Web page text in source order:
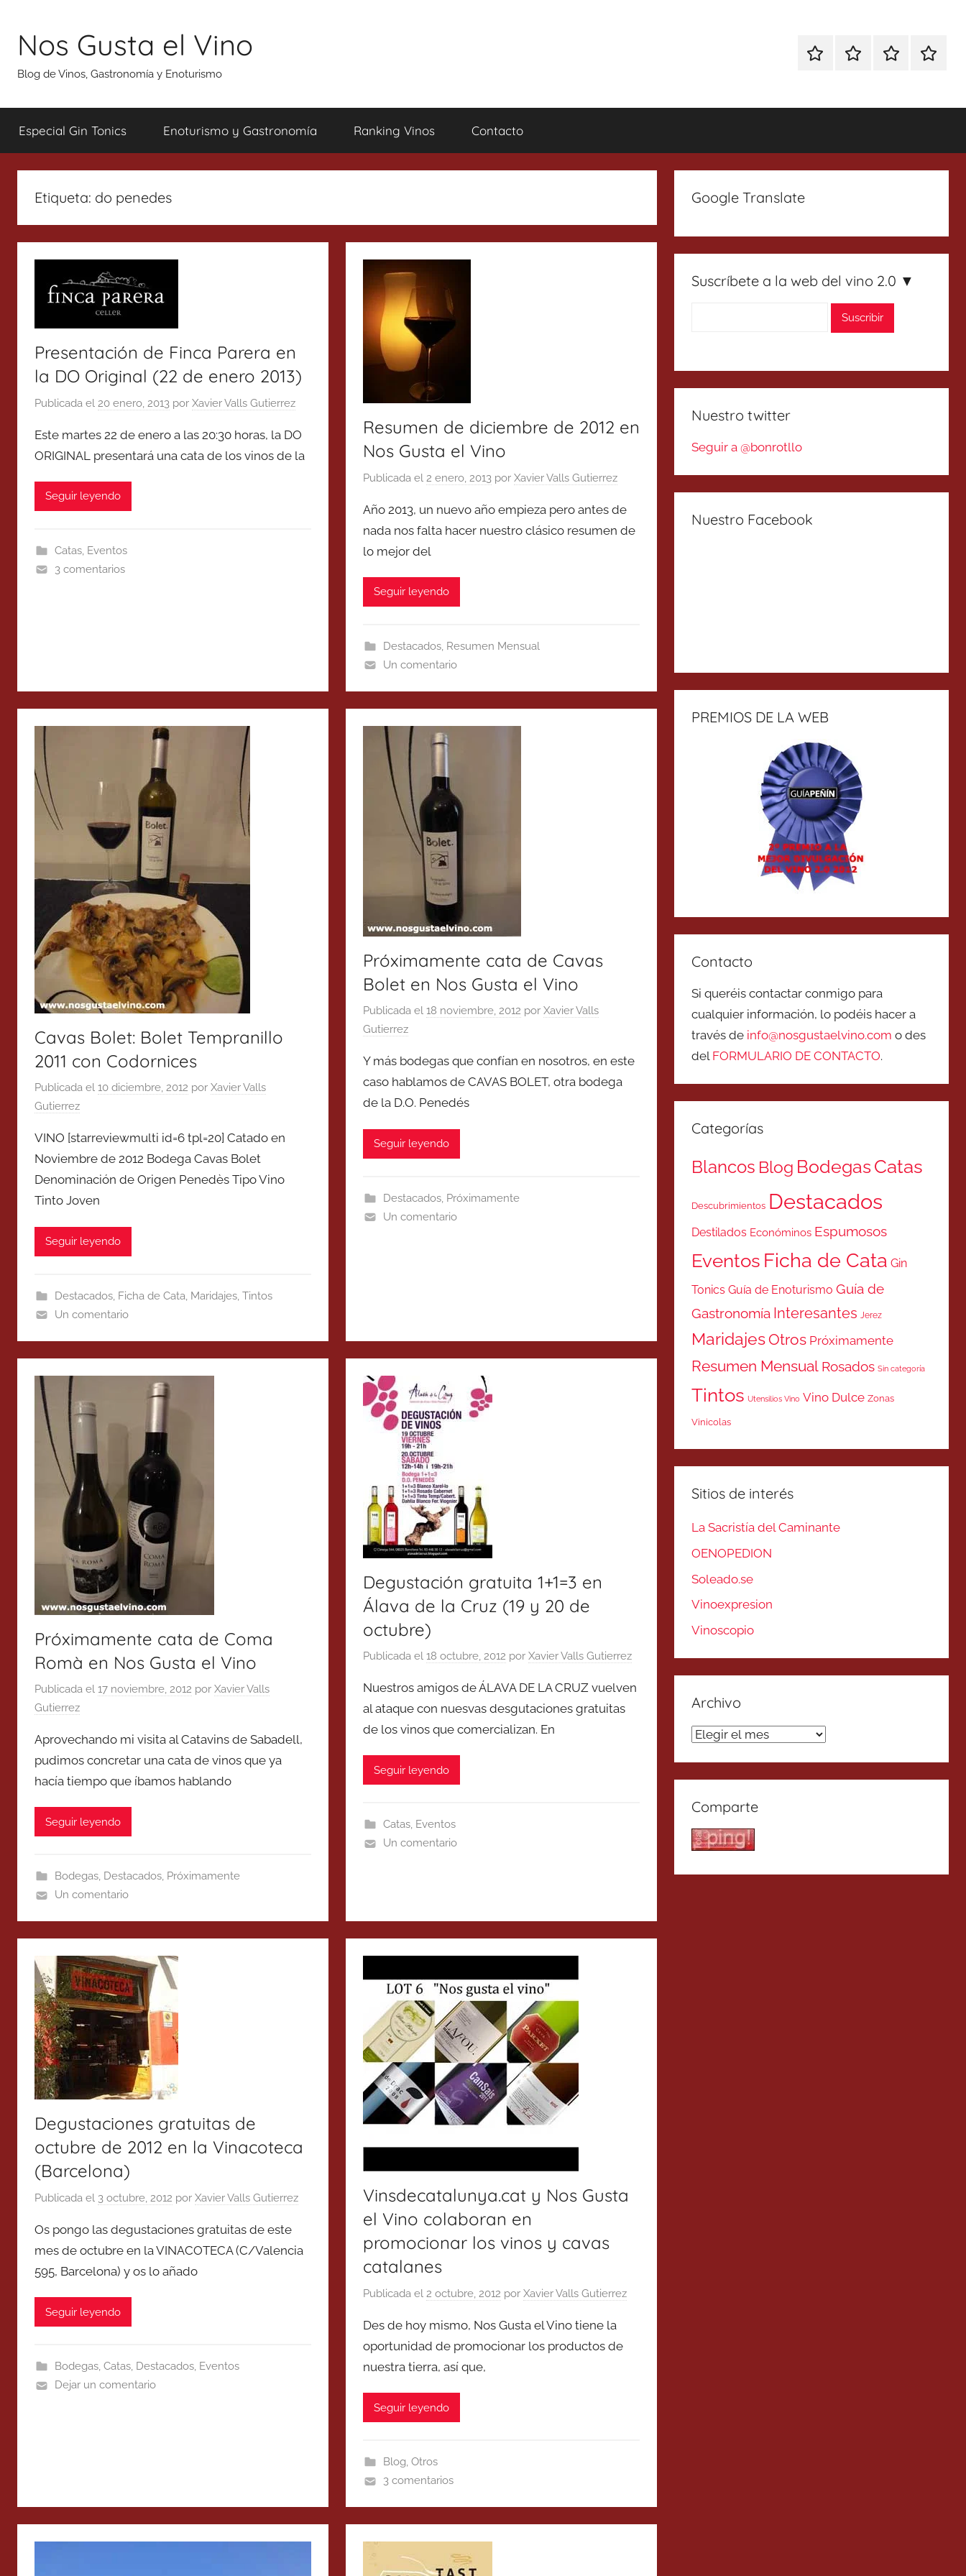
contenido
Nos Gusta el Vino
Blog de Vinos, Gastronomía y Enoturismo
EspecialEnoturismoRanking
Especial Gin Tonics Enoturismo y Gastronomía Ranking Vinos Contacto
Etiqueta: do penedes
Presentación de Finca Parera en
la DO Original (22 de enero 2013)
Publicada el 20 enero, 2013 por Xavier Valls Gutierrez
Este martes 22 de enero a las 20:30 horas, la DO
ORIGINAL presentará una cata de los vinos de la
Seguir leyendo
Catas, Eventos
3 comentarios
Resumen de diciembre de 2012 en
Nos Gusta el Vino
Publicada el 2 enero, 2013 porXavier Valls Gutierrez
Año 2013, un nuevo año empieza pero antes de
nada nos falta hacer nuestro clásico resumen de
lo mejor del
Seguir leyendo
Destacados, Resumen Mensual
Un comentario
Cavas Bolet: Bolet Tempranillo
2011 con Codornices
Publicada el 10 diciembre, 2012 por Xavier Valls
Gutierrez
VINO [starreviewmulti id=6 tpl=20] Catado en
Noviembre de 2012 Bodega Cavas Bolet
Denominación de Origen Penedès Tipo Vino
Tinto Joven
Seguir leyendo
Destacados, Ficha de Cata Maridajes, Tintos
Un comentario
Próximamente cata de Cavas
Bolet en Nos Gusta el Vino
Publicada el18 noviembre, 2012 porXavier Valls
Gutierrez
Y más bodegas que confían en nosotros, en este
caso hablamos de CAVAS BOLET, otra bodega
de la D.O. Penedés
Seguir leyendo
Destacados, Próximamente
Un comentario
Próximamente cata de Coma
Romà en Nos Gusta el Vino
Publicada el 17 noviembre, 2012 por Xavier Valls
Gutierrez
Aprovechando mi visita al Catavins de Sabadell,
pudimos concretar una cata de vinos que ya
hacía tiempo que íbamos hablando
Seguir leyendo
Bodegas, Destacados, Próximamente
Un comentario
Degustación gratuita 1+1=3 en
Álava de la Cruz (19 y 20 de
octubre)
Publicada el18 octubre, 2012 porXavier Valls Gutierrez
Nuestros amigos de ÁLAVA DE LA CRUZ vuelven
al ataque con nuesvas desgutaciones gratuitas
de los vinos que comercializan. En
Seguir leyendo
Catas, Eventos
Un comentario
Degustaciones gratuitas de
octubre de 2012 en la Vinacoteca
(Barcelona)
Publicada el 3 octubre, 2012 por Xavier Valls Gutierrez
Os pongo las degustaciones gratuitas de este
mes de octubre en la VINACOTECA (C/Valencia
595, Barcelona) y os lo añado
Seguir leyendo
Bodegas, Catas, Destacados, Eventos
Dejar un comentario
Vinsdecatalunya.cat y Nos Gusta
el Vino colaboran en
promocionar los vinos y cavas
catalanes
Publicada el2 octubre, 2012 porXavier Valls Gutierrez
Des de hoy mismo, Nos Gusta el Vino tiene la
oportunidad de promocionar los productos de
nuestra tierra, así que,
Seguir leyendo
Blog, Otros
3 comentarios
Google Translate
Suscríbete a la web del vino 2.0 ▼
Nuestro twitter
Seguir a @bonrotllo
Nuestro Facebook
PREMIOS DE LA WEB
Contacto
Si queréis contactar conmigo para
cualquier información, lo podéis hacer a
través de info@nosgustaelvino.com o des
del FORMULARIO DE CONTACTO.
Categorías
Blancos Blog BodegasCatas
Descubrimientos Destacados
Destilados Económinos Espumosos
Eventos Ficha de Cata Gin
Tonics Guía de Enoturismo Guía de
Gastronomía Interesantes Jerez
MaridajesOtros Próximamente
Resumen Mensual Rosados Sin categoría
Tintos Utensilios Vino Vino Dulce Zonas
Vinicolas
Sitios de interés
La Sacristía del Caminante
OENOPEDION
Soleado.se
Vinoexpresion
Vinoscopio
Archivo
Archivo
Comparte